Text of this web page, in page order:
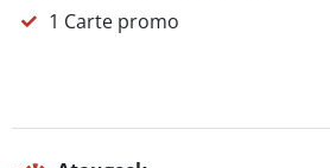
1 Carte promo